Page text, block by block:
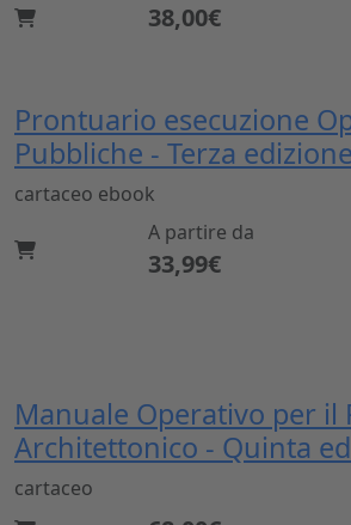
38,00€
Prontuario esecuzione
Pubbliche - Terza edizione
cartaceo ebook
A partire da
33,99€
Manuale Operativo per il
Architettonico - Quinta
cartaceo